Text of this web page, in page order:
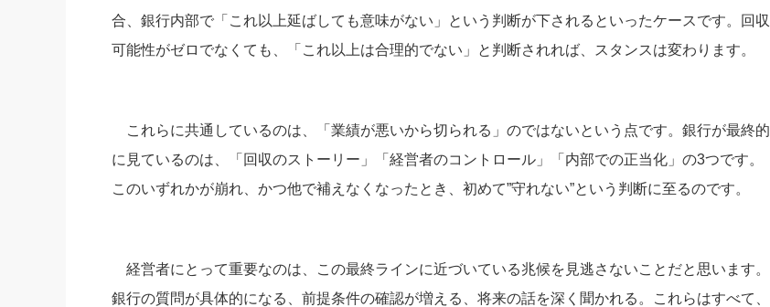
合、銀行内部で「これ以上延ばしても意味がない」という判断が下されるといったケースです。回収
可能性がゼロでなくても、「これ以上は合理的でない」と判断されれば、スタンスは変わります。
これらに共通しているのは、「業績が悪いから切られる」のではないという点です。銀行が最終的
に見ているのは、「回収のストーリー」「経営者のコントロール」「内部での正当化」の3つです。
このいずれかが崩れ、かつ他で補えなくなったとき、初めて”守れない”という判断に至るのです。
経営者にとって重要なのは、この最終ラインに近づいている兆候を見逃さないことだと思います。
銀行の質問が具体的になる、前提条件の確認が増える、将来の話を深く聞かれる。これらはすべて、